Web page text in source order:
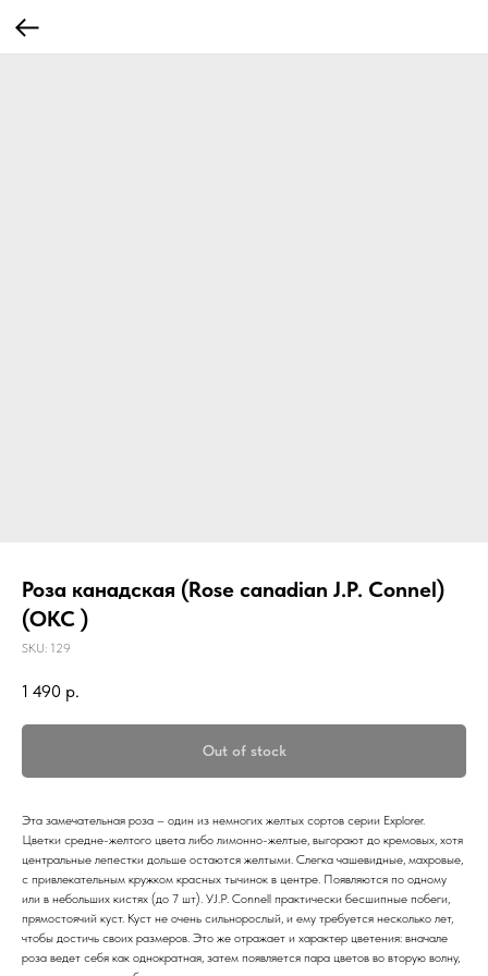
Роза канадская (Rose canadian J.P. Connel)
(ОКС )
SKU: 129
1 490 р.
Out of stock
Эта замечательная роза – один из немногих желтых сортов серии Explorer.
Цветки средне-желтого цвета либо лимонно-желтые, выгорают до кремовых, хотя
центральные лепестки дольше остаются желтыми. Слегка чашевидные, махровые,
с привлекательным кружком красных тычинок в центре. Появляются по одному
или в небольших кистях (до 7 шт). УJ.P. Connell практически бесшипные побеги,
прямостоячий куст. Куст не очень сильнорослый, и ему требуется несколько лет,
чтобы достичь своих размеров. Это же отражает и характер цветения: вначале
роза ведет себя как однократная, затем появляется пара цветов во вторую волну,